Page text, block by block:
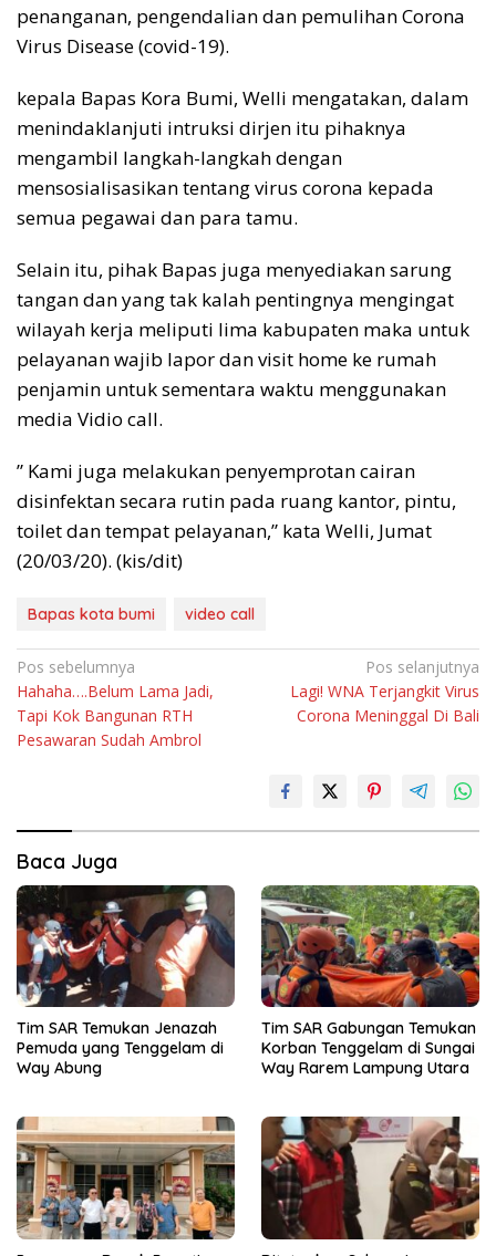
penanganan, pengendalian dan pemulihan Corona
Virus Disease (covid-19).
kepala Bapas Kora Bumi, Welli mengatakan, dalam
menindaklanjuti intruksi dirjen itu pihaknya
mengambil langkah-langkah dengan
mensosialisasikan tentang virus corona kepada
semua pegawai dan para tamu.
Selain itu, pihak Bapas juga menyediakan sarung
tangan dan yang tak kalah pentingnya mengingat
wilayah kerja meliputi lima kabupaten maka untuk
pelayanan wajib lapor dan visit home ke rumah
penjamin untuk sementara waktu menggunakan
media Vidio call.
” Kami juga melakukan penyemprotan cairan
disinfektan secara rutin pada ruang kantor, pintu,
toilet dan tempat pelayanan,” kata Welli, Jumat
(20/03/20). (kis/dit)
Bapas kota bumi video call
Navigasi
pos
Pos sebelumnya
Hahaha….Belum Lama Jadi,
Tapi Kok Bangunan RTH
Pesawaran Sudah Ambrol
Pos selanjutnya
Lagi! WNA Terjangkit Virus
Corona Meninggal Di Bali
Baca Juga
Tim SAR Temukan Jenazah
Pemuda yang Tenggelam di
Way Abung
Tim SAR Gabungan Temukan
Korban Tenggelam di Sungai
Way Rarem Lampung Utara